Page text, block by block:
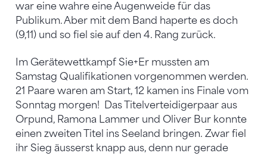
war eine wahre eine Augenweide für das
Publikum. Aber mit dem Band haperte es doch
(9,11) und so fiel sie auf den 4. Rang zurück.
Im Gerätewettkampf Sie+Er mussten am
Samstag Qualifikationen vorgenommen werden.
21 Paare waren am Start, 12 kamen ins Finale vom
Sonntag morgen! Das Titelverteidigerpaar aus
Orpund, Ramona Lammer und Oliver Bur konnte
einen zweiten Titel ins Seeland bringen. Zwar fiel
ihr Sieg äusserst knapp aus, denn nur gerade